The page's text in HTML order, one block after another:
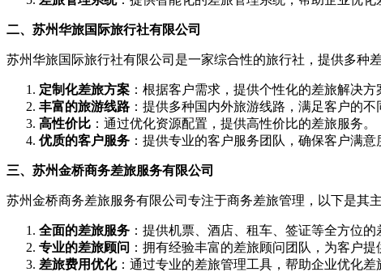
二、苏州华旅国际旅行社有限公司
苏州华旅国际旅行社有限公司是一家综合性的旅行社，提供多种
定制化差旅方案 ：根据客户需求，提供个性化的差旅解决方
丰富的旅游线路 ：提供多种国内外旅游线路，满足客户的不
高性价比 ：通过优化资源配置，提供高性价比的差旅服务。
优质的客户服务 ：提供专业的客户服务团队，确保客户满意
三、苏州金桥商务差旅服务有限公司
苏州金桥商务差旅服务有限公司专注于商务差旅管理，以下是其
全面的差旅服务 ：提供机票、酒店、租车、签证等全方位的
专业的差旅顾问 ：拥有经验丰富的差旅顾问团队，为客户提
差旅费用优化：通过专业的差旅管理工具，帮助企业优化差